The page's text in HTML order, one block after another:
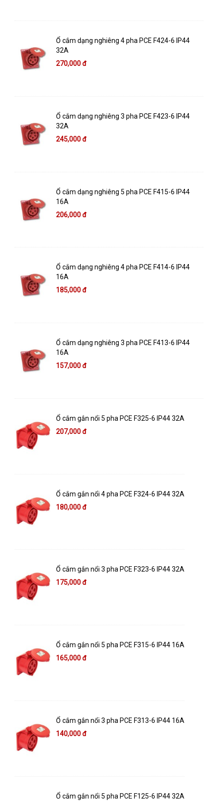
Ổ cắm dạng nghiêng 4 pha PCE F424-6 IP44
32A
270,000 đ
Ổ cắm dạng nghiêng 3 pha PCE F423-6 IP44
32A
245,000 đ
Ổ cắm dạng nghiêng 5 pha PCE F415-6 IP44
16A
206,000 đ
Ổ cắm dạng nghiêng 4 pha PCE F414-6 IP44
16A
185,000 đ
Ổ cắm dạng nghiêng 3 pha PCE F413-6 IP44
16A
157,000 đ
Ổ cắm gắn nổi 5 pha PCE F325-6 IP44 32A
207,000 đ
Ổ cắm gắn nổi 4 pha PCE F324-6 IP44 32A
180,000 đ
Ổ cắm gắn nổi 3 pha PCE F323-6 IP44 32A
175,000 đ
Ổ cắm gắn nổi 5 pha PCE F315-6 IP44 16A
165,000 đ
Ổ cắm gắn nổi 3 pha PCE F313-6 IP44 16A
140,000 đ
Ổ cắm gắn nổi 5 pha PCE F125-6 IP44 32A